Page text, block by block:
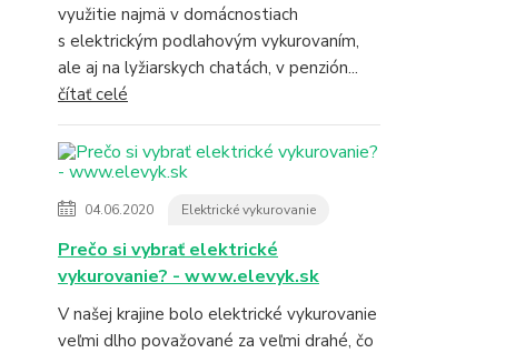
využitie najmä v domácnostiach
s elektrickým podlahovým vykurovaním,
ale aj na lyžiarskych chatách, v penzión...
čítať celé
04.06.2020 Elektrické vykurovanie
Prečo si vybrať elektrické
vykurovanie? - www.elevyk.sk
V našej krajine bolo elektrické vykurovanie
veľmi dlho považované za veľmi drahé, čo